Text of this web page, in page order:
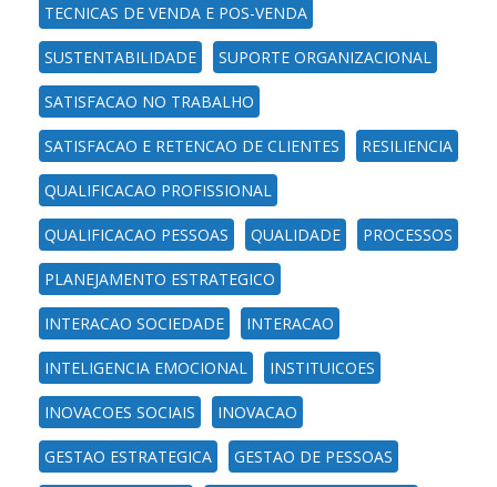
TECNICAS DE VENDA E POS-VENDA
SUSTENTABILIDADE SUPORTE ORGANIZACIONAL
SATISFACAO NO TRABALHO
SATISFACAO E RETENCAO DE CLIENTES RESILIENCIA
QUALIFICACAO PROFISSIONAL
QUALIFICACAO PESSOAS QUALIDADE PROCESSOS
PLANEJAMENTO ESTRATEGICO
INTERACAO SOCIEDADE INTERACAO
INTELIGENCIA EMOCIONAL INSTITUICOES
INOVACOES SOCIAIS INOVACAO
GESTAO ESTRATEGICA GESTAO DE PESSOAS